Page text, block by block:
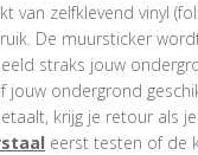
zelfklevend vinyl
De muursticker
straks jouw
ondergrond
krijg je retour als
eerst testen of de